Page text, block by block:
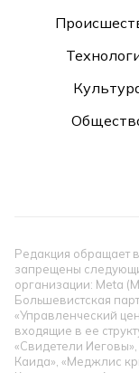
Редакция обращает
запрещены
организации: Meta
Большевистская
«Управленческий
входящие в ее
«Свидетели
Каида», «Меджлис